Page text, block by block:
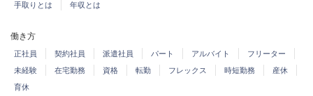
手取りとは
年収とは
働き方
正社員 契約社員 派遣社員 パート アルバイト
フリーター
未経験
在宅勤務 資格 転勤 フレックス 時短勤務
産休
育休